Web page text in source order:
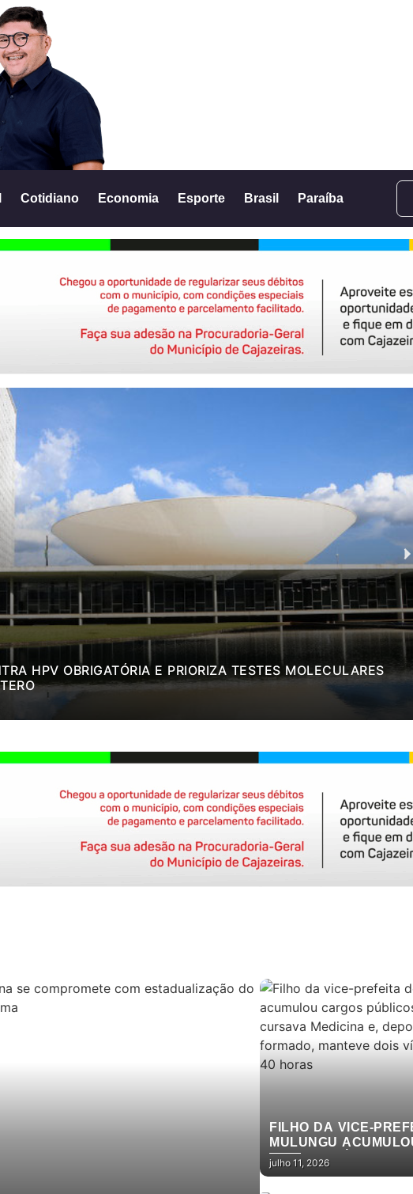
Cotidiano Economia Esporte Brasil Paraíba
HPV OBRIGATÓRIA E PRIORIZA TESTES MOLECULARES
FILHO DA VICE-
MULUNGU
CARGOS PÚBLICOS
ENQUANTO CURSAVA
julho 11, 2026